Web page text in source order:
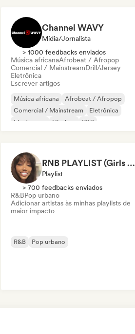
Channel WAVY
Mídia/Jornalista
> 1000 feedbacks enviados
Música africanaAfrobeat / Afropop
Comercial / MainstreamDrill/Jersey
Eletrônica
Escrever artigos
Música africana
Afrobeat / Afropop
Comercial / Mainstream
Eletrônica
Electropop
Hip-hop
R&B
RNB PLAYLIST (Girls We Trust)
Playlist
> 700 feedbacks enviados
R&BPop urbano
Adicionar artistas às minhas playlists de
maior impacto
R&B Pop urbano